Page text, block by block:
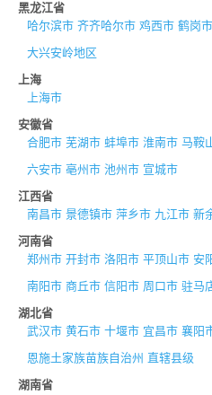
黑龙江省
哈尔滨市 齐齐哈尔市 鸡西市 鹤岗市
大兴安岭地区
上海
上海市
安徽省
合肥市 芜湖市 蚌埠市 淮南市 马鞍
六安市 亳州市 池州市 宣城市
江西省
南昌市 景德镇市 萍乡市 九江市 新
河南省
郑州市 开封市 洛阳市 平顶山市 安
南阳市 商丘市 信阳市 周口市 驻马
湖北省
武汉市 黄石市 十堰市 宜昌市 襄阳
恩施土家族苗族自治州 直辖县级
湖南省